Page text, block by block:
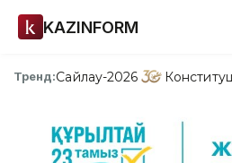
KAZINFORM
Тренд:Сайлау-2026